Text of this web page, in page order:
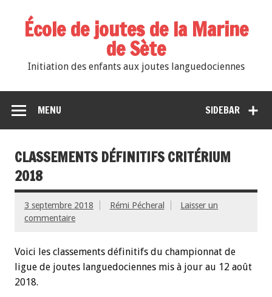
École de joutes de la Marine
de Sète
Initiation des enfants aux joutes languedociennes
SIDEBAR
MENU
CLASSEMENTS DÉFINITIFS CRITÉRIUM
2018
3 septembre 2018 Rémi Pécheral
Laisser un
commentaire
Voici les classements définitifs du championnat de
ligue de joutes languedociennes mis à jour au 12 août
2018.